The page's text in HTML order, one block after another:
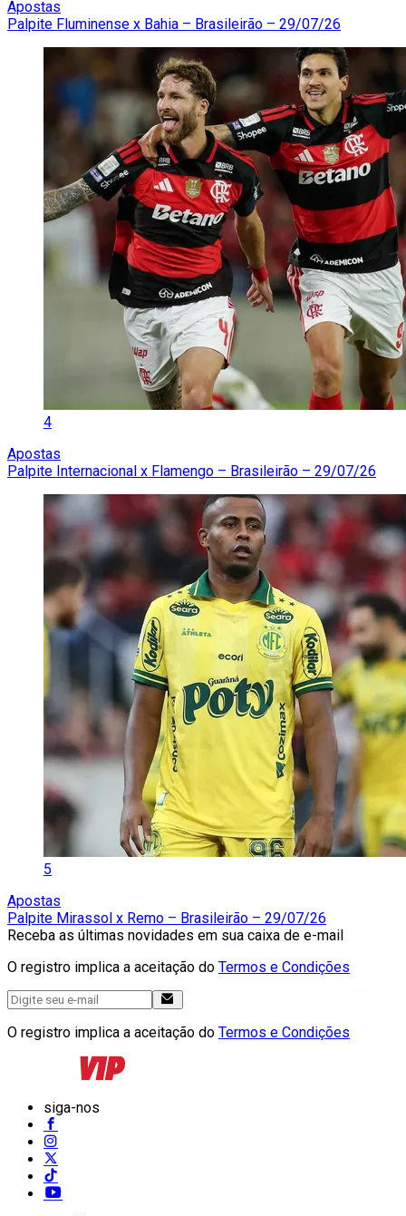
Apostas
Palpite Fluminense x Bahia – Brasileirão – 29/07/26
4
Apostas
Palpite Internacional x Flamengo – Brasileirão – 29/07/26
5
Apostas
Palpite Mirassol x Remo – Brasileirão – 29/07/26
Receba as últimas novidades em sua caixa de e-mail
O registro implica a aceitação do Termos e Condições
O registro implica a aceitação do Termos e Condições
siga-nos